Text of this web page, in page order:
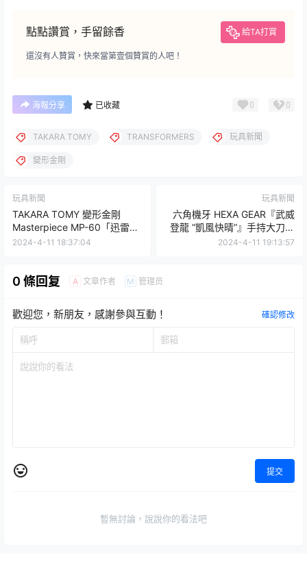
點點讚賞，手留餘香 給TA打賞
還沒有人贊賞，快來當第壹個贊賞的人吧！
海報分享 已收藏 0 0
TAKARA TOMY TRANSFORMERS 玩具新聞
變形金剛
玩具新聞
TAKARA TOMY 變形金剛
Masterpiece MP-60「迅雷」
（ジンライ）在《超神 Master
2024-4-11 18:37:04
玩具新聞
六角機牙 HEXA GEAR『武威
登龍 “凱風快晴”』手持大刀的
深紅鎧甲武者登場！
2024-4-11 19:13:57
0 條回复 A 文章作者 M 管理员
歡迎您，新朋友，感謝參與互動！ 確認修改
提交
暫無討論，說說你的看法吧